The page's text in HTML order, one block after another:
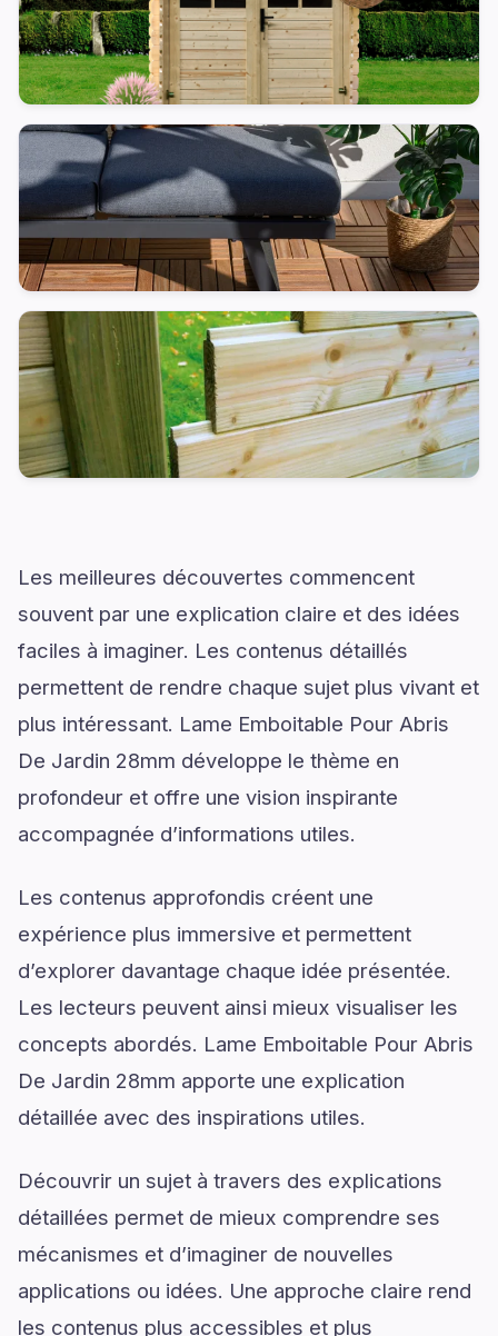
Les meilleures découvertes commencent
souvent par une explication claire et des idées
faciles à imaginer. Les contenus détaillés
permettent de rendre chaque sujet plus vivant et
plus intéressant. Lame Emboitable Pour Abris
De Jardin 28mm développe le thème en
profondeur et offre une vision inspirante
accompagnée d’informations utiles.
Les contenus approfondis créent une
expérience plus immersive et permettent
d’explorer davantage chaque idée présentée.
Les lecteurs peuvent ainsi mieux visualiser les
concepts abordés. Lame Emboitable Pour Abris
De Jardin 28mm apporte une explication
détaillée avec des inspirations utiles.
Découvrir un sujet à travers des explications
détaillées permet de mieux comprendre ses
mécanismes et d’imaginer de nouvelles
applications ou idées. Une approche claire rend
les contenus plus accessibles et plus